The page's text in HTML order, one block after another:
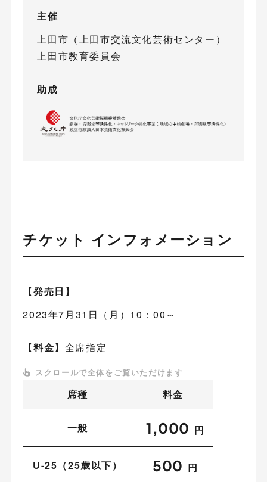
主催
上田市（上田市交流文化芸術センター）
上田市教育委員会
助成
チケット インフォメーション
【発売日】
2023年7月31日（月）10：00～
【料金】 全席指定
席種 料金
一般 1,000 円
U-25（25歳以下） 500 円